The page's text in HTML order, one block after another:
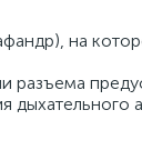
на
разъема